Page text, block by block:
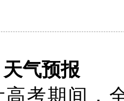
气预报
高考期间，